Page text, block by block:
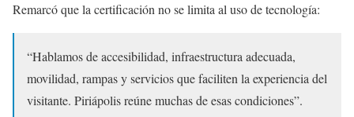
Remarcó que la certificación no se limita al uso de tecnología:
“Hablamos de accesibilidad, infraestructura adecuada,
movilidad, rampas y servicios que faciliten la experiencia del
visitante. Piriápolis reúne muchas de esas condiciones”.